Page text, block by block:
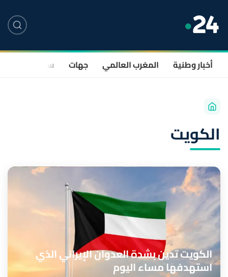
أخبار وطنية المغرب العالمي جهات سياسة
الكويت
الكويت تدين بشدة العدوان الإيراني الذي
استهدفها مساء اليوم